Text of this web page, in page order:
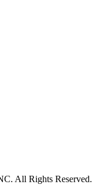
All Rights Reserved.